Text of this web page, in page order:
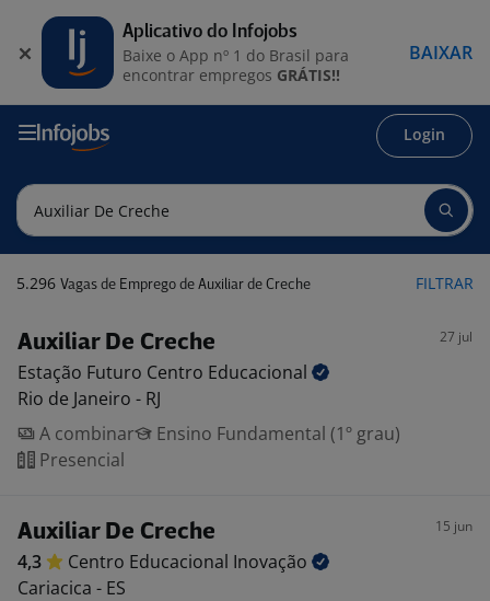
Login
5.296 Vagas de Emprego de Auxiliar de Creche FILTRAR
Auxiliar De Creche 27 jul
Estação Futuro Centro Educacional
Rio de Janeiro - RJ
A combinar
Ensino Fundamental (1º grau)
Presencial
Auxiliar De Creche 15 jun
4,3 Centro Educacional Inovação
Cariacica - ES
Aplicativo do Infojobs
Baixe o App nº 1 do Brasil para
encontrar empregos GRÁTIS!!
BAIXAR